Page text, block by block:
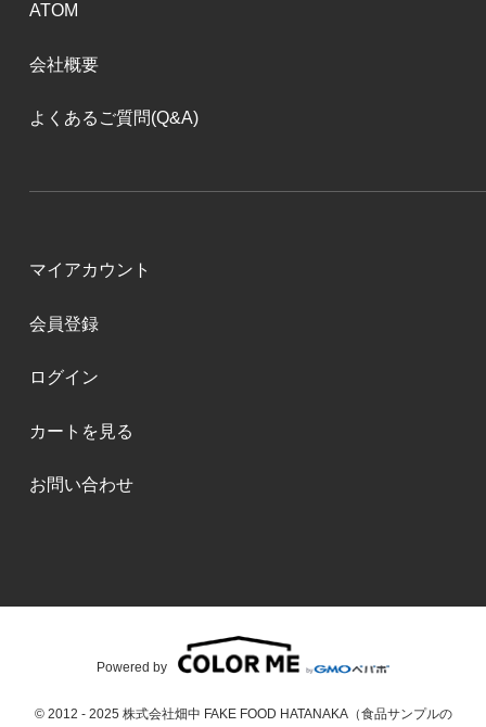
ATOM
会社概要
よくあるご質問(Q&A)
マイアカウント
会員登録
ログイン
カートを見る
お問い合わせ
© 2012 - 2025 株式会社畑中 FAKE FOOD HATANAKA（食品サンプルの
Powered by